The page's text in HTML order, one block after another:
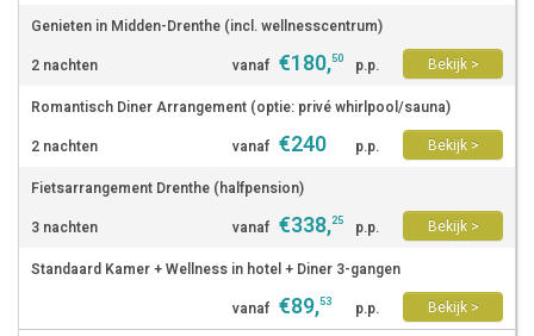
Genieten in Midden-Drenthe (incl. wellnesscentrum)
2 nachten
vanaf €180,50 p.p.
Bekijk >
Romantisch Diner Arrangement (optie: privé whirlpool/sauna)
2 nachten
vanaf €240 p.p.
Bekijk >
Fietsarrangement Drenthe (halfpension)
3 nachten
vanaf €338,25 p.p.
Bekijk >
Standaard Kamer + Wellness in hotel + Diner 3-gangen
vanaf €89,53 p.p. Bekijk >